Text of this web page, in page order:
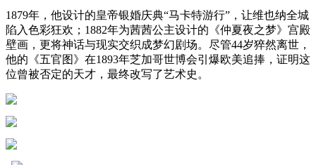
1879年，他设计的皇帝银婚庆典“马卡特游行”，让维也纳全城
陷入色彩狂欢；1882年为茜茜公主设计的《仲夏夜之梦》宫殿
壁画，更将神话与现实交织成梦幻剧场。尽管44岁猝然离世，
他的《五官图》在1893年芝加哥世博会引爆欧美追捧，证明这
位曾被否定的天才，最终改写了艺术史。